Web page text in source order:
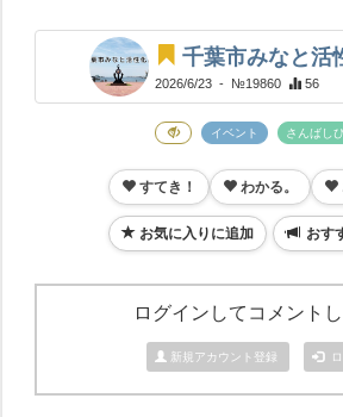
千葉市みなと活
2026/6/23 - №19860 56
イベント さんばし
すてき！ わかる。
お気に入りに追加 おす
ログインしてコメントし
新規アカウント登録 ロ